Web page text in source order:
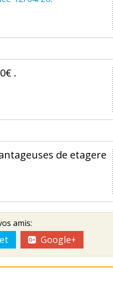
.
de etagere
amis:
Google+